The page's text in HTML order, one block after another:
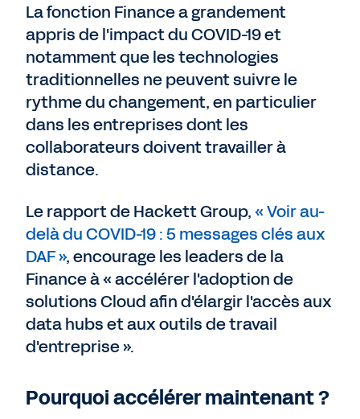
La fonction Finance a grandement
appris de l'impact du COVID-19 et
notamment que les technologies
traditionnelles ne peuvent suivre le
rythme du changement, en particulier
dans les entreprises dont les
collaborateurs doivent travailler à
distance.
Le rapport de Hackett Group,« Voir au-
delà du COVID-19 : 5 messages clés aux
DAF », encourage les leaders de la
Finance à « accélérer l'adoption de
solutions Cloud afin d'élargir l'accès aux
data hubs et aux outils de travail
d'entreprise ».
Pourquoi accélérer maintenant ?